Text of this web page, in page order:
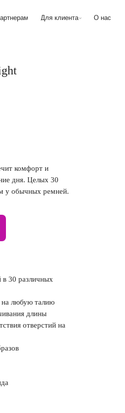
О нас
комфорт и
дня. Целых 30
у обычных ремней.
в 30 различных
на любую талию
длины
отверстий на